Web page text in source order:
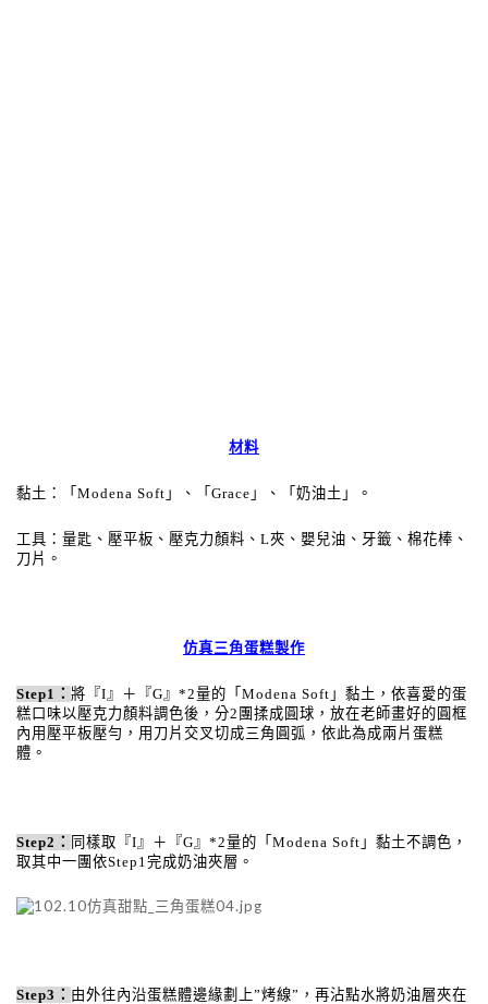
材料
黏土：「 Modena Soft 」、「 Grace 」、「奶油土」。
工具：量匙、壓平板、壓克力顏料、 L夾、嬰兒油、牙籤、棉花棒、
刀片。
仿真三角蛋糕製作
Step1 ： 將『I』＋『G』 *2量的「 Modena Soft 」黏土，依喜愛的蛋
糕口味以壓克力顏料調色後，分2 團揉成圓球，放在老師畫好的圓框
內用壓平板壓勻，用刀片交叉切成三角圓弧，依此為成兩片蛋糕
體。
Step2 ： 同樣取『I』＋『G』 *2量的「 Modena Soft 」黏土不調色，
取其中一團依Step1完成奶油夾層。
Step3 ： 由外往內沿蛋糕體邊緣劃上”烤線” ，再沾點水將奶油層夾在